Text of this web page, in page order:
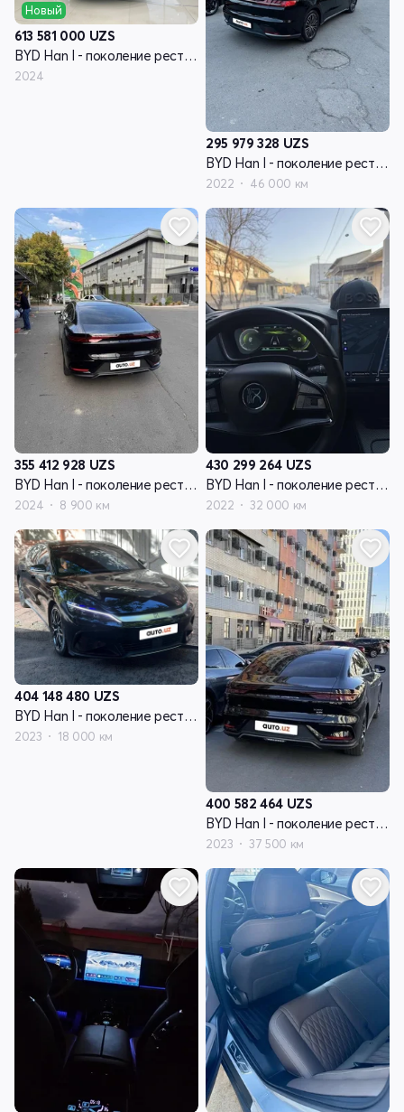
Новый
613 581 000 UZS
BYD Han I - поколение рестайлинг
2024
295 979 328 UZS
BYD Han I - поколение рестайлинг
2022 46 000 км
355 412 928 UZS
BYD Han I - поколение рестайлинг
2024 8 900 км
430 299 264 UZS
BYD Han I - поколение рестайлинг
2022 32 000 км
404 148 480 UZS
BYD Han I - поколение рестайлинг
2023 18 000 км
400 582 464 UZS
BYD Han I - поколение рестайлинг
2023 37 500 км